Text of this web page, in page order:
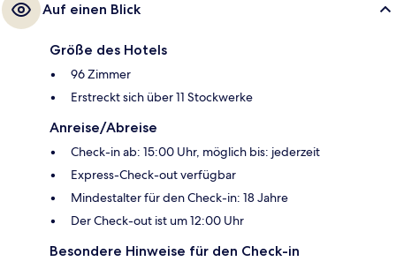
Auf einen Blick
Größe des Hotels
96 Zimmer
Erstreckt sich über 11 Stockwerke
Anreise/Abreise
Check-in ab: 15:00 Uhr, möglich bis: jederzeit
Express-Check-out verfügbar
Mindestalter für den Check-in: 18 Jahre
Der Check-out ist um 12:00 Uhr
Besondere Hinweise für den Check-in